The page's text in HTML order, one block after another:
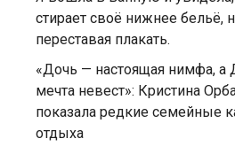
стирает своё нижнее бельё,
переставая плакать.
«Дочь — настоящая нимфа, а
мечта невест»: Кристина
показала редкие семейные
отдыха